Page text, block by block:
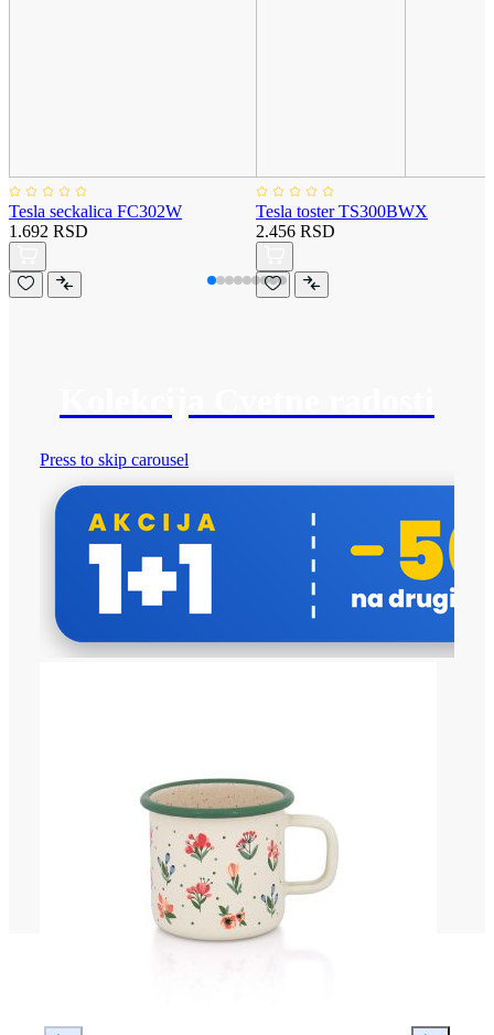
Tesla seckalica FC302W
1.692 RSD
Tesla toster TS300BWX
2.456 RSD
Press to skip carousel